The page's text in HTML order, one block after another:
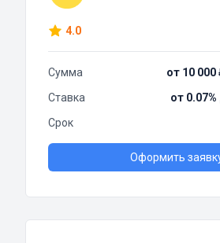
4.0
Сумма
от 10
Ставка
от
Срок
Оформить